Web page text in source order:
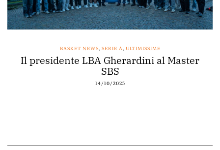
BASKET NEWS SERIE A ULTIMISSIME
Il presidente LBA Gherardini al Master
SBS
14/10/2025